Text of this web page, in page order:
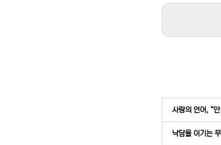
사랑의 언어, “
낙담을 이기는